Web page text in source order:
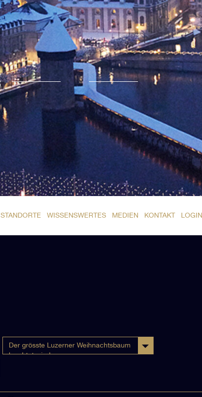
STANDORTE WISSENSWERTES MEDIEN KONTAKT LOGIN
Der grösste Luzerner Weihnachtsbaum
leuchtet wieder